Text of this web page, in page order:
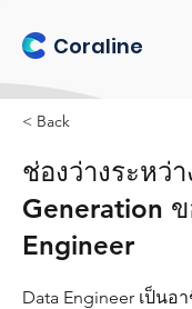
Coraline
< Back
ช่องว่างระหว่า
Generation
Engineer
Data Engineer เป็นอ